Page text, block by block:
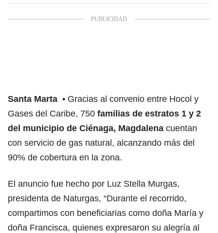
Santa Marta
Gracias al convenio entre Hocol y
Gases del Caribe, 750 familias de estratos 1 y 2
del municipio de Ciénaga, Magdalena cuentan
con servicio de gas natural, alcanzando más del
90% de cobertura en la zona.
El anuncio fue hecho por Luz Stella Murgas,
presidenta de Naturgas, “Durante el recorrido,
compartimos con beneficiarias como doña María y
doña Francisca, quienes expresaron su alegría al